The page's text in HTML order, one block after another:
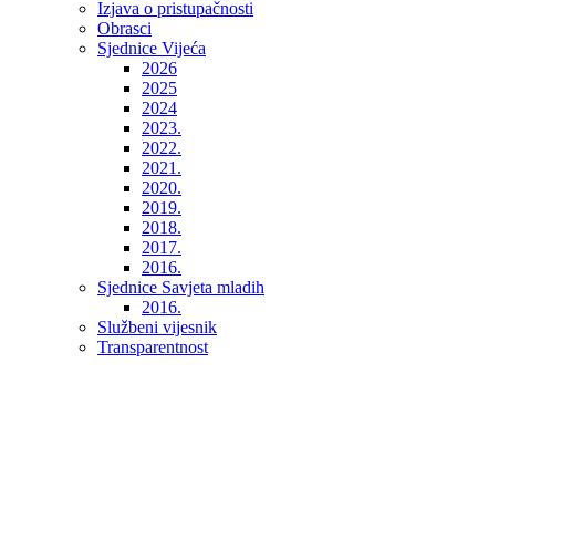
Izjava o pristupačnosti
Obrasci
Sjednice Vijeća
2026
2025
2024
2023.
2022.
2021.
2020.
2019.
2018.
2017.
2016.
Sjednice Savjeta mladih
2016.
Službeni vijesnik
Transparentnost